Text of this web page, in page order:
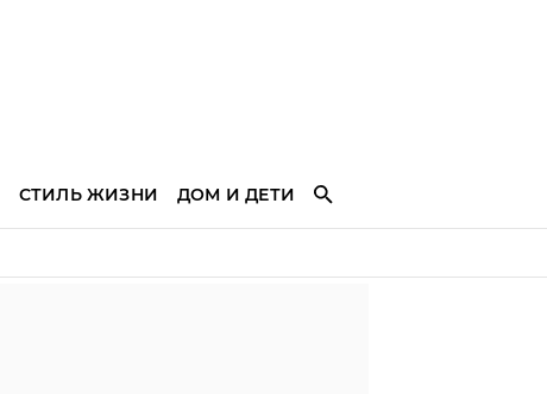
СТИЛЬ ЖИЗНИ ДОМ И ДЕТИ